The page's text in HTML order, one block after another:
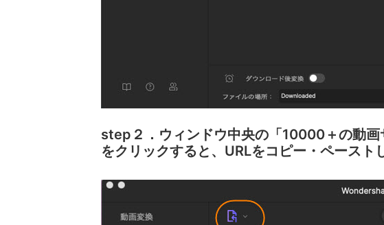
step２．ウィンドウ中央の「10000＋の動
をクリックすると、URLをコピー・ペースト